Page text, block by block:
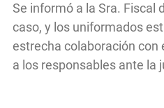
Se informó a la Sra. Fiscal
caso, y los uniformados
estrecha colaboración con
a los responsables ante la